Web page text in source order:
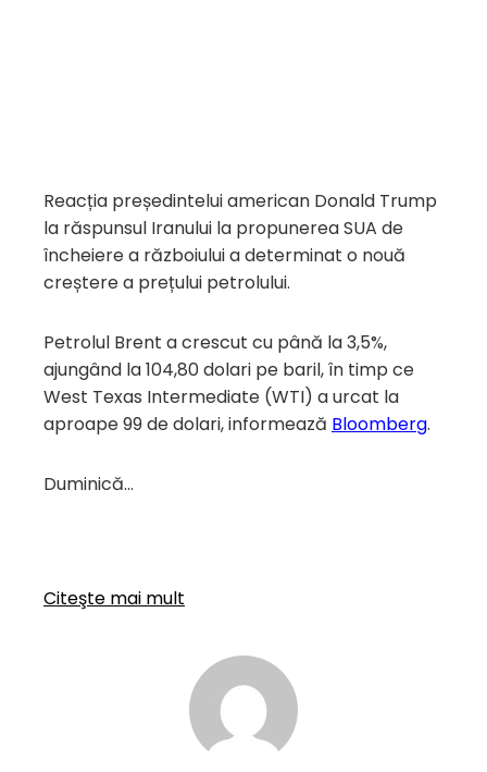
Reacția președintelui american Donald Trump
la răspunsul Iranului la propunerea SUA de
încheiere a războiului a determinat o nouă
creștere a prețului petrolului.
Petrolul Brent a crescut cu până la 3,5%,
ajungând la 104,80 dolari pe baril, în timp ce
West Texas Intermediate (WTI) a urcat la
aproape 99 de dolari, informează Bloomberg.
Duminică…
Citeşte mai mult